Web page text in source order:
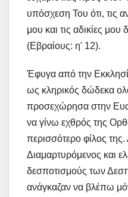
υπόσχεση Του ότι, τις
μου και τις αδικίες μου
(Εβραίους: η' 12).
Έφυγα από την
ως κληρικός δώδεκα
προσεχώρησα στην
να γίνω εχθρός της
περισσότερο φίλος
Διαμαρτυρόμενος και
δεσποτισμούς των
ανάγκαζαν να βλέπω